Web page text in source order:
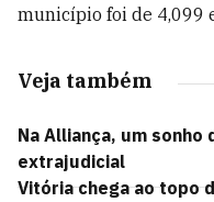
município foi de 4,099
Veja também
Na Alliança, um
extrajudicial
Vitória chega ao topo